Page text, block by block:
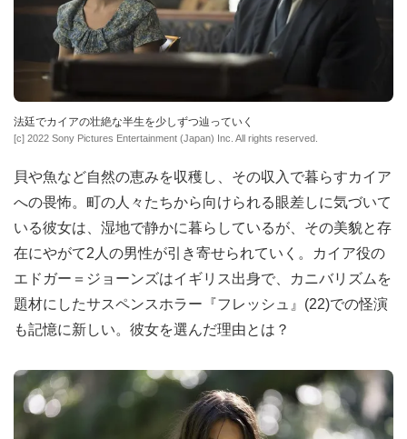
法廷でカイアの壮絶な半生を少しずつ辿っていく
[c] 2022 Sony Pictures Entertainment (Japan) Inc. All rights reserved.
貝や魚など自然の恵みを収穫し、その収入で暮らすカイア
への畏怖。町の人々たちから向けられる眼差しに気づいて
いる彼女は、湿地で静かに暮らしているが、その美貌と存
在にやがて2人の男性が引き寄せられていく。カイア役の
エドガー＝ジョーンズはイギリス出身で、カニバリズムを
題材にしたサスペンスホラー『フレッシュ』(22)での怪演
も記憶に新しい。彼女を選んだ理由とは？